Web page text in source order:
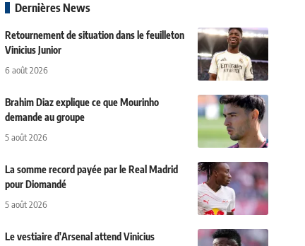
Dernières News
Retournement de situation dans le feuilleton
Vinicius Junior
6 août 2026
Brahim Diaz explique ce que Mourinho
demande au groupe
5 août 2026
La somme record payée par le Real Madrid
pour Diomandé
5 août 2026
Le vestiaire d'Arsenal attend Vinicius